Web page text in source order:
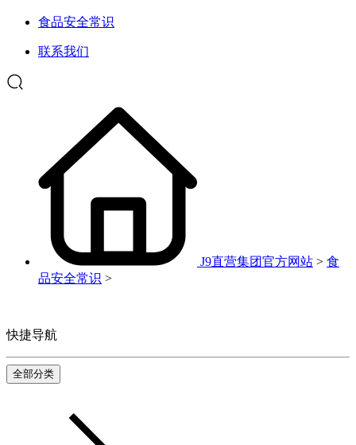
食品安全常识
联系我们
J9直营集团官方网站 > 食
品安全常识 >
快捷导航
全部分类